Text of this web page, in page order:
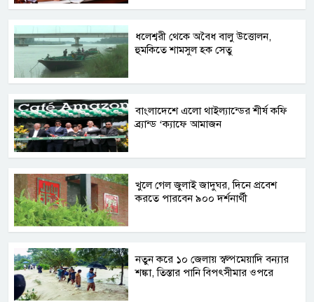
ধলেশ্বরী থেকে অবৈধ বালু উত্তোলন,
হুমকিতে শামসুল হক সেতু
বাংলাদেশে এলো থাইল্যান্ডের শীর্ষ কফি
ব্র্যান্ড ‘ক্যাফে আমাজন
খুলে গেল জুলাই জাদুঘর, দিনে প্রবেশ
করতে পারবেন ৯০০ দর্শনার্থী
নতুন করে ১০ জেলায় স্বল্পমেয়াদি বন্যার
শঙ্কা, তিস্তার পানি বিপৎসীমার ওপরে